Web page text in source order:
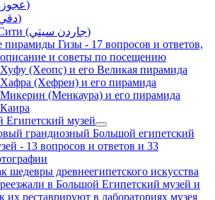
Агуза (عجوزة)
Докки (دقي)
Гарден Сити (جاردن سيتي)
пирамиды Гизы - 17 вопросов и ответов,
описание и советы по посещению
(Хеопс) и его Великая пирамида
(Хефрен) и его пирамида
(Менкаура) и его пирамида
Египетский музей
грандиозный Большой египетский
- 13 вопросов и ответов и 33
шедевры древнеегипетского искусства
в Большой Египетский музей и
их реставрируют в лабораториях музея